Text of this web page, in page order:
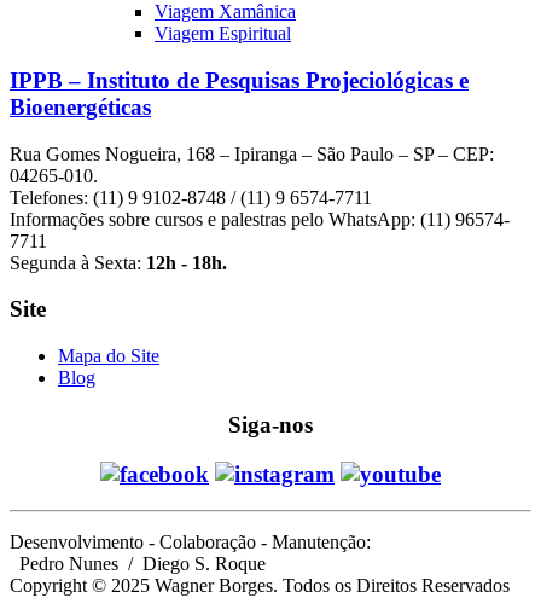
Viagem Xamânica
Viagem Espiritual
IPPB – Instituto de Pesquisas Projeciológicas e
Bioenergéticas
Rua Gomes Nogueira, 168 – Ipiranga – São Paulo – SP – CEP:
04265-010.
Telefones: (11) 9 9102-8748 / (11) 9 6574-7711
Informações sobre cursos e palestras pelo WhatsApp: (11) 96574-
7711
Segunda à Sexta: 12h - 18h.
Site
Mapa do Site
Blog
Siga-nos
Desenvolvimento - Colaboração - Manutenção:
Pedro Nunes / Diego S. Roque
Copyright © 2025 Wagner Borges. Todos os Direitos Reservados